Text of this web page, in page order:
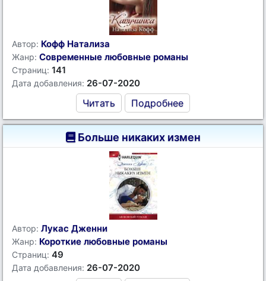
Автор: Кофф Натализа
Жанр: Современные любовные романы
Страниц: 141
Дата добавления: 26-07-2020
Читать Подробнее
Больше никаких измен
Автор: Лукас Дженни
Жанр: Короткие любовные романы
Страниц: 49
Дата добавления: 26-07-2020